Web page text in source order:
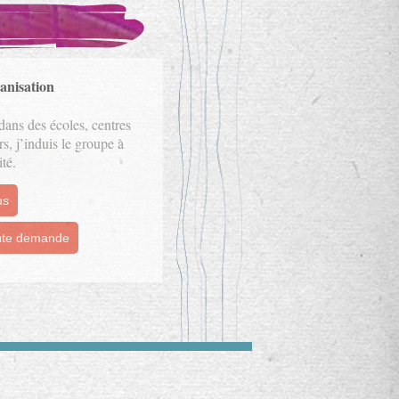
des écoles, centres
j’induis le groupe à
demande